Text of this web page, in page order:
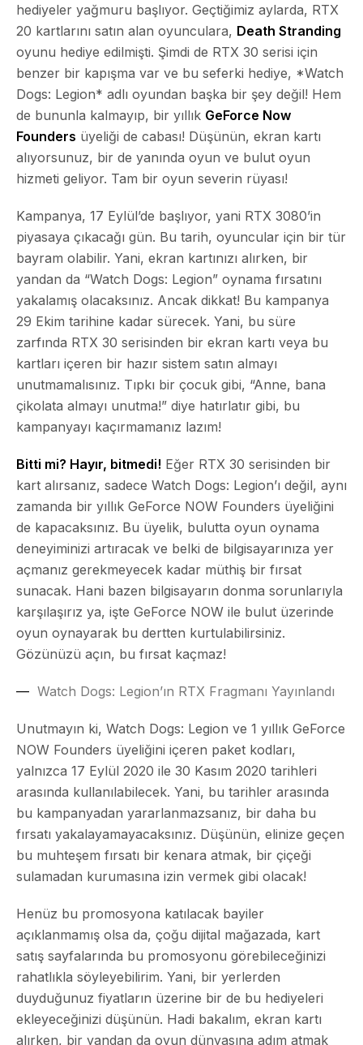
hediyeler yağmuru başlıyor. Geçtiğimiz aylarda, RTX
20 kartlarını satın alan oyunculara, Death Stranding
oyunu hediye edilmişti. Şimdi de RTX 30 serisi için
benzer bir kapışma var ve bu seferki hediye, *Watch
Dogs: Legion* adlı oyundan başka bir şey değil! Hem
de bununla kalmayıp, bir yıllık GeForce Now
Founders üyeliği de cabası! Düşünün, ekran kartı
alıyorsunuz, bir de yanında oyun ve bulut oyun
hizmeti geliyor. Tam bir oyun severin rüyası!
Kampanya, 17 Eylül’de başlıyor, yani RTX 3080’in
piyasaya çıkacağı gün. Bu tarih, oyuncular için bir tür
bayram olabilir. Yani, ekran kartınızı alırken, bir
yandan da “Watch Dogs: Legion” oynama fırsatını
yakalamış olacaksınız. Ancak dikkat! Bu kampanya
29 Ekim tarihine kadar sürecek. Yani, bu süre
zarfında RTX 30 serisinden bir ekran kartı veya bu
kartları içeren bir hazır sistem satın almayı
unutmamalısınız. Tıpkı bir çocuk gibi, “Anne, bana
çikolata almayı unutma!” diye hatırlatır gibi, bu
kampanyayı kaçırmamanız lazım!
Bitti mi? Hayır, bitmedi! Eğer RTX 30 serisinden bir
kart alırsanız, sadece Watch Dogs: Legion’ı değil, aynı
zamanda bir yıllık GeForce NOW Founders üyeliğini
de kapacaksınız. Bu üyelik, bulutta oyun oynama
deneyiminizi artıracak ve belki de bilgisayarınıza yer
açmanız gerekmeyecek kadar müthiş bir fırsat
sunacak. Hani bazen bilgisayarın donma sorunlarıyla
karşılaşırız ya, işte GeForce NOW ile bulut üzerinde
oyun oynayarak bu dertten kurtulabilirsiniz.
Gözünüzü açın, bu fırsat kaçmaz!
Watch Dogs: Legion’ın RTX Fragmanı Yayınlandı
Unutmayın ki, Watch Dogs: Legion ve 1 yıllık GeForce
NOW Founders üyeliğini içeren paket kodları,
yalnızca 17 Eylül 2020 ile 30 Kasım 2020 tarihleri
arasında kullanılabilecek. Yani, bu tarihler arasında
bu kampanyadan yararlanmazsanız, bir daha bu
fırsatı yakalayamayacaksınız. Düşünün, elinize geçen
bu muhteşem fırsatı bir kenara atmak, bir çiçeği
sulamadan kurumasına izin vermek gibi olacak!
Henüz bu promosyona katılacak bayiler
açıklanmamış olsa da, çoğu dijital mağazada, kart
satış sayfalarında bu promosyonu görebileceğinizi
rahatlıkla söyleyebilirim. Yani, bir yerlerden
duyduğunuz fiyatların üzerine bir de bu hediyeleri
ekleyeceğinizi düşünün. Hadi bakalım, ekran kartı
alırken, bir yandan da oyun dünyasına adım atmak